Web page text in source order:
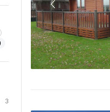
3